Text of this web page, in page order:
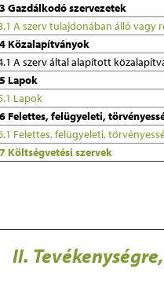
Gazdálkodó szervezetek
A szerv tulajdonában álló
Közalapítványok
A szerv által alapított
Lapok
Lapok
Felettes, felügyeleti,
Felettes, felügyeleti,
Költségvetési szervek
II.